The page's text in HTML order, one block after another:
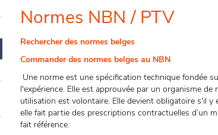
Normes NBN / PTV
Rechercher des normes belges
Commander des normes belges au NBN
Une norme est une spécification technique fondée
l'expérience. Elle est approuvée par un organisme
utilisation est volontaire. Elle devient obligatoire s'il
elle fait partie des prescriptions contractuelles d’un
fait référence.